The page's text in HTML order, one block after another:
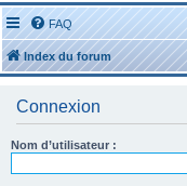
FAQ
Index du forum
Connexion
Nom d’utilisateur :